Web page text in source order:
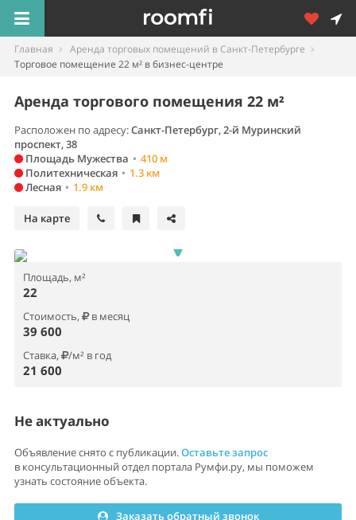
Главная
Аренда торговых помещений в Санкт-Петербурге
Торговое помещение 22 м² в бизнес-центре
Аренда торгового помещения 22 м²
Расположен по адресу:Санкт-Петербург, 2-й Муринский
проспект, 38
Площадь Мужества • 410 м
Политехническая • 1.3 км
Лесная • 1.9 км
На карте
Площадь, м²
22
Стоимость, в месяц
39 600
Ставка, /м² в год
21 600
Не актуально
Объявление снято с публикации.Оставьте запрос
в консультационный отдел портала Румфи.ру, мы поможем
узнать состояние объекта.
Заказать обратный звонок